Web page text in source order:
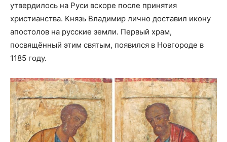
утвердилось на Руси вскоре после принятия
христианства. Князь Владимир лично доставил икону
апостолов на русские земли. Первый храм,
посвящённый этим святым, появился в Новгороде в
1185 году.